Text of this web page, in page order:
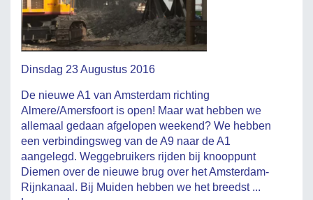
Dinsdag 23 Augustus 2016
De nieuwe A1 van Amsterdam richting
Almere/Amersfoort is open! Maar wat hebben we
allemaal gedaan afgelopen weekend? We hebben
een verbindingsweg van de A9 naar de A1
aangelegd. Weggebruikers rijden bij knooppunt
Diemen over de nieuwe brug over het Amsterdam-
Rijnkanaal. Bij Muiden hebben we het breedst ...